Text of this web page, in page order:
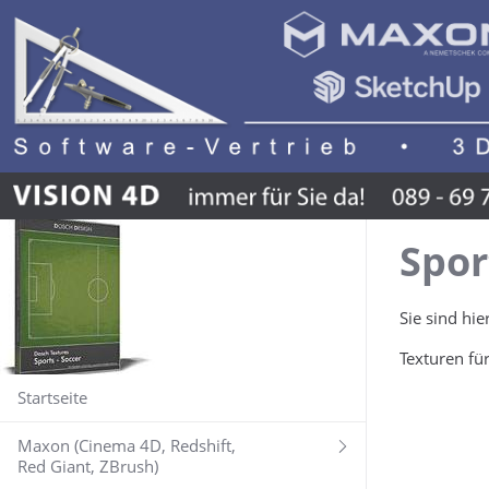
Startseite
Maxon (Cinema 4D, Redshift,
Red Giant, ZBrush)
Sie sind
Texturen